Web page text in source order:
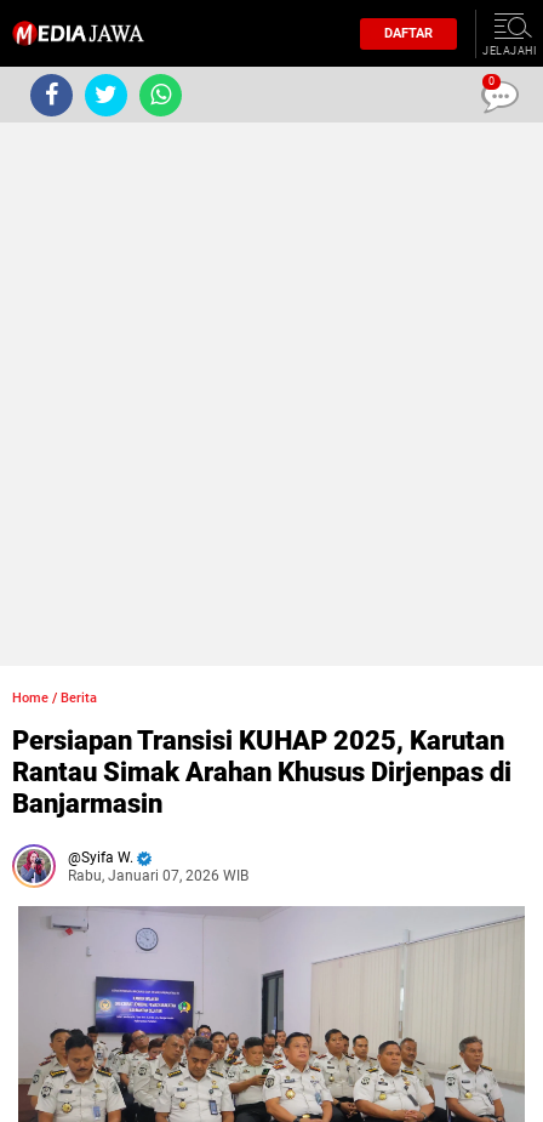
DAFTAR
JELAJAHI
Home / Berita
Persiapan Transisi KUHAP 2025, Karutan
Rantau Simak Arahan Khusus Dirjenpas di
Banjarmasin
Syifa W.
Rabu, Januari 07, 2026 WIB
0